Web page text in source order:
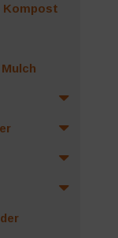
Kompost